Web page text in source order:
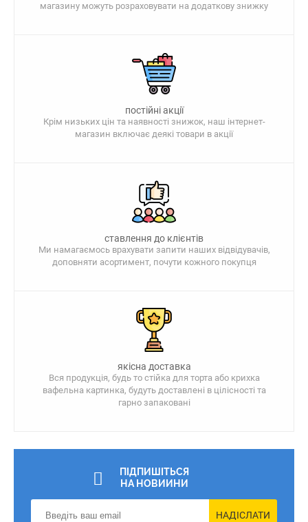
магазину можуть розраховувати на додаткову знижку
постійні акції
Крім низьких цін та наявності знижок, наш інтернет-
магазин включає деякі товари в акції
ставлення до клієнтів
Ми намагаємось врахувати запити наших відвідувачів,
доповняти асортимент, почути кожного покупця
якісна доставка
Вся продукція, будь то стійка для торта або крихка
вафельна картинка, будуть доставлені в цілісності та
гарно запаковані
ПІДПИШІТЬСЯ
НА НОВИИНИ
НАДІСЛАТИ